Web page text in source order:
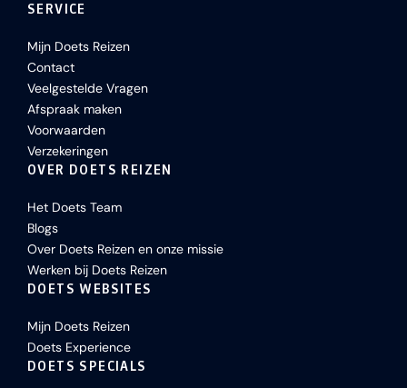
SERVICE
Mijn Doets Reizen
Contact
Veelgestelde Vragen
Afspraak maken
Voorwaarden
Verzekeringen
OVER DOETS REIZEN
Het Doets Team
Blogs
Over Doets Reizen en onze missie
Werken bij Doets Reizen
DOETS WEBSITES
Mijn Doets Reizen
Doets Experience
DOETS SPECIALS